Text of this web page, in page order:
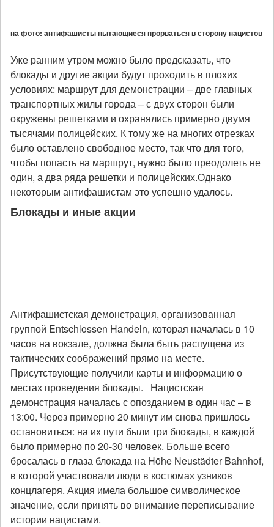
на фото: антифашисты пытающиеся прорваться в сторону нацистов
Уже ранним утром можно было предсказать, что
блокады и другие акции будут проходить в плохих
условиях: маршрут для демонстрации – две главных
транспортных жилы города – с двух сторон были
окружены решетками и охранялись примерно двумя
тысячами полицейских. К тому же на многих отрезках
было оставлено свободное место, так что для того,
чтобы попасть на маршрут, нужно было преодолеть не
один, а два ряда решетки и полицейских.Однако
некоторым антифашистам это успешно удалось.
Блокады и иные акции
Антифашистская демонстрация, организованная
группой Entschlossen Handeln, которая началась в 10
часов на вокзале, должна была быть распущена из
тактических соображений прямо на месте.
Присутствующие получили карты и информацию о
местах проведения блокады. Нацистская
демонстрация началась с опозданием в один час – в
13:00. Через примерно 20 минут им снова пришлось
остановиться: на их пути были три блокады, в каждой
было примерно по 20-30 человек. Больше всего
бросалась в глаза блокада на Höhe Neustädter Bahnhof,
в которой участвовали люди в костюмах узников
концлагеря. Акция имела большое символическое
значение, если принять во внимание переписывание
истории нацистами.